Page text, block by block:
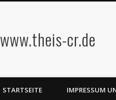
www.theis-cr.de
STARTSEITE IMPRESSUM